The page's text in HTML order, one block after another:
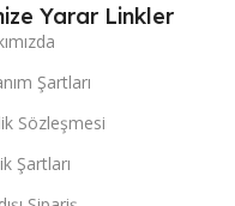
Yarar Linkler
Şartları
Sözleşmesi
Şartları